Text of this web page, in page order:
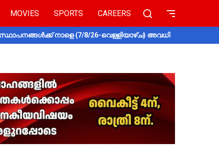
MOVIES SPORTS CAREERS
നാളെ (7/8/26-വെള്ളിയാഴ്ച) അവധി